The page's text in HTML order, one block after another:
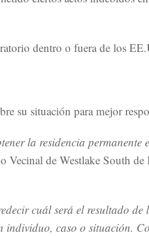
dentro o fuera de los
su situación para mejor
la residencia permanente
de Westlake South
cuál será el resultado
caso o situación.